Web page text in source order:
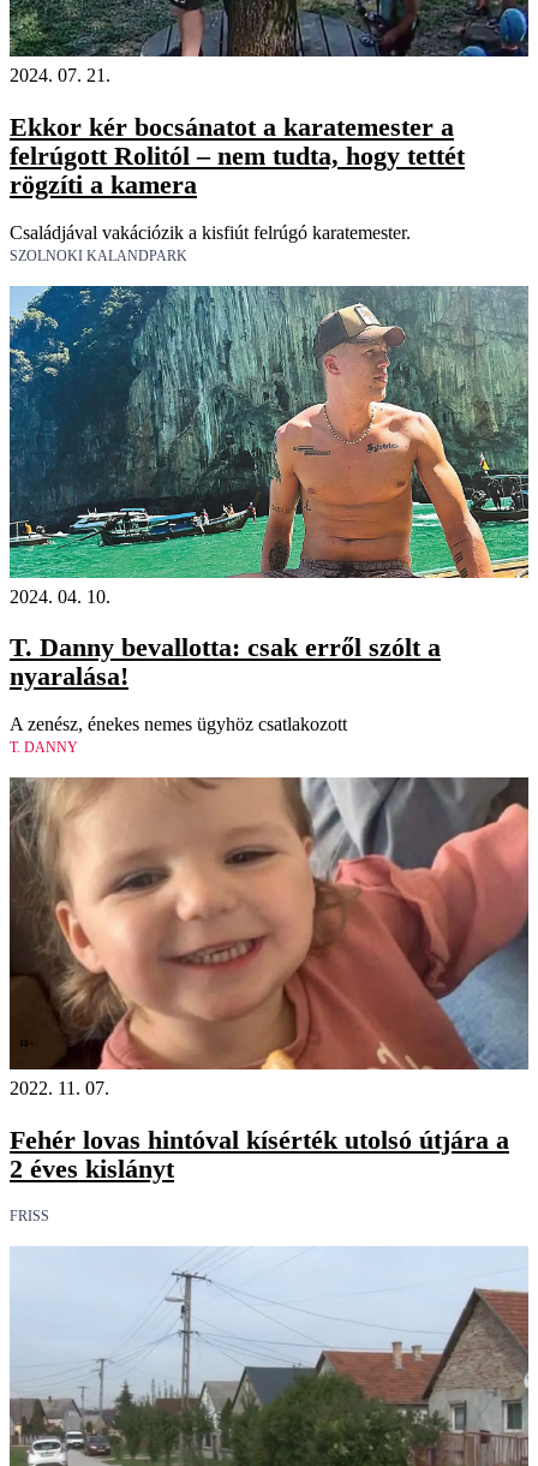
2024. 07. 21.
Ekkor kér bocsánatot a karatemester a
felrúgott Rolitól – nem tudta, hogy tettét
rögzíti a kamera
Családjával vakációzik a kisfiút felrúgó karatemester.
SZOLNOKI KALANDPARK
2024. 04. 10.
T. Danny bevallotta: csak erről szólt a
nyaralása!
A zenész, énekes nemes ügyhöz csatlakozott
T. DANNY
18+
2022. 11. 07.
Fehér lovas hintóval kísérték utolsó útjára a
2 éves kislányt
FRISS